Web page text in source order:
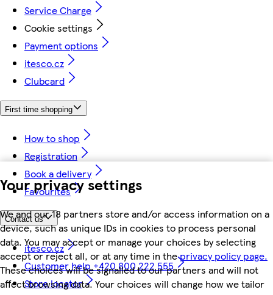
Your privacy settings
We and our 18 partners store and/or access information on a
device, such as unique IDs in cookies to process personal
data. You may accept or manage your choices by selecting
accept or reject all, or at any time in theprivacy policy page.
These choices will be signalled to our partners and will not
affect browsing data. Your choices will change how we tailor
Service Charge
Cookie settings
Payment options
itesco.cz
Clubcard
First time shopping
How to shop
Registration
Book a delivery
Favourites
Contact us
itesco.cz
Customer help +420 800 222 555
Store locator